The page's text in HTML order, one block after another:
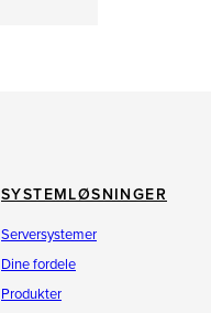
SYSTEMLØSNINGER
Serversystemer
Dine fordele
Produkter